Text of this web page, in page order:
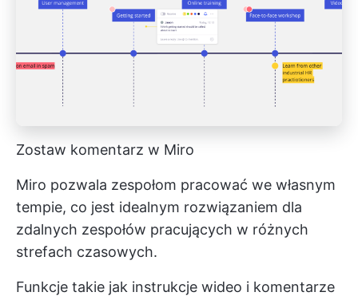
Zostaw komentarz w Miro
Miro pozwala zespołom pracować we własnym
tempie, co jest idealnym rozwiązaniem dla
zdalnych zespołów pracujących w różnych
strefach czasowych.
Funkcje takie jak instrukcje wideo i komentarze